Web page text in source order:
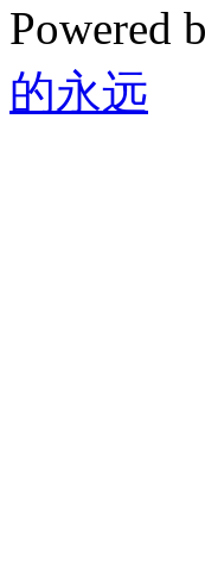
Powered
的永远